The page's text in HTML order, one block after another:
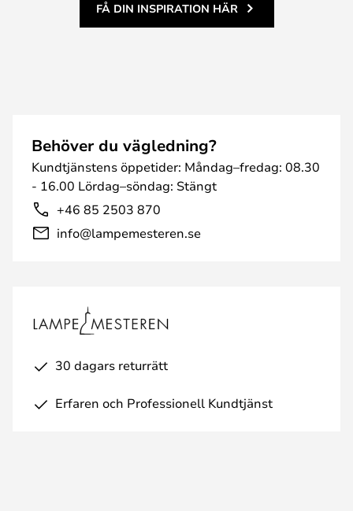
FÅ DIN INSPIRATION HÄR
Behöver du vägledning?
Kundtjänstens öppetider: Måndag–fredag: 08.30
- 16.00 Lördag–söndag: Stängt
+46 85 2503 870
info@lampemesteren.se
30 dagars returrätt
Erfaren och Professionell Kundtjänst